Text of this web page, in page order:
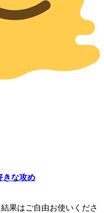
きな攻め
はご自由お使いくださ